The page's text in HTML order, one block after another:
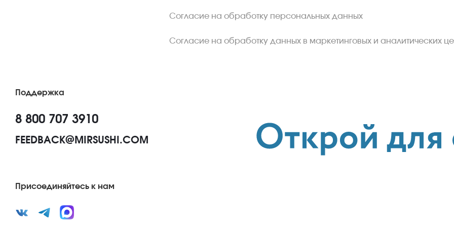
Согласие на обработку персональных данных
Согласие на обработку данных в маркетинговых и аналитических
Поддержка
8 800 707 3910
FEEDBACK@MIRSUSHI.COM
Присоединяйтесь к нам